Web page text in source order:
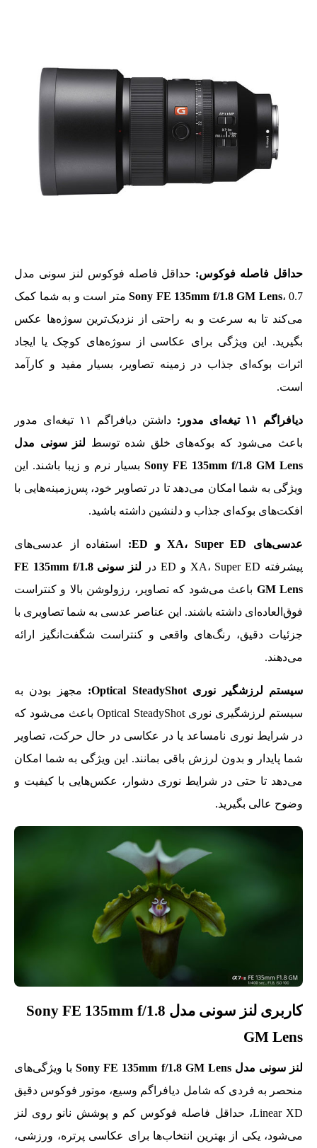
حداقل فاصله فوکوس: حداقل فاصله فوکوس لنز سونی مدل
Sony FE 135mm f/1.8 GM Lens ، 0.7 متر است و به شما کمک
می‌کند تا به‌ سرعت و به‌ راحتی از نزدیک‌ترین سوژه‌ها عکس
بگیرید. این ویژگی برای عکاسی از سوژه‌های کوچک یا ایجاد
اثرات بوکه‌ای جذاب در زمینه تصاویر، بسیار مفید و کارآمد
است.
دیافراگم ۱۱ تیغه‌ای مدور:
داشتن دیافراگم ۱۱ تیغه‌ای مدور
باعث می‌شود که بوکه‌های خلق شده توسط لنز سونی مدل
Sony FE 135mm f/1.8 GM Lens بسیار نرم و زیبا باشند. این
ویژگی به شما امکان می‌دهد تا در تصاویر خود، پس‌زمینه‌هایی با
افکت‌های بوکه‌ای جذاب و دلنشین داشته باشید.
عدسی‌های XA، Super ED و ED
: استفاده از عدسی‌های
پیشرفته XA، Super ED و ED در
لنز سونی FE 135mm f/1.8
GM Lens باعث می‌شود که تصاویر، رزولوشن بالا و کنتراست
فوق‌العاده‌ای داشته باشند. این عناصر عدسی به شما تصاویری با
جزئیات دقیق، رنگ‌های واقعی و کنتراست شگفت‌انگیز ارائه
می‌دهند.
سیستم لرزشگیر نوریOptical SteadyShot
: مجهز بودن به
سیستم لرزشگیری نوری Optical SteadyShot باعث می‌شود که
در شرایط نوری نامساعد یا در عکاسی در حال حرکت، تصاویر
شما پایدار و بدون لرزش باقی بمانند. این ویژگی به شما امکان
می‌دهد تا حتی در شرایط نوری دشوار، عکس‌هایی با کیفیت و
وضوح عالی بگیرید.
کاربری لنز سونی مدل Sony FE 135mm f/1.8
GM Lens
لنز سونی مدل Sony FE 135mm f/1.8 GM Lens
با ویژگی‌های
منحصر به فردی که شامل دیافراگم وسیع، موتور فوکوس دقیق
Linear XD، حداقل فاصله فوکوس کم و پوشش نانو روی لنز
می‌شود، یکی از بهترین انتخاب‌ها برای عکاسی پرتره، ورزشی،